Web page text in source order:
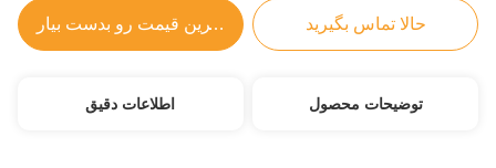
بهترین قیمت رو بدست بیار حالا تماس بگیرید
اطلاعات دقیق توضیحات محصول